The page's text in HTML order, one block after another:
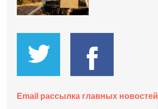
Email рассылка главных новостей